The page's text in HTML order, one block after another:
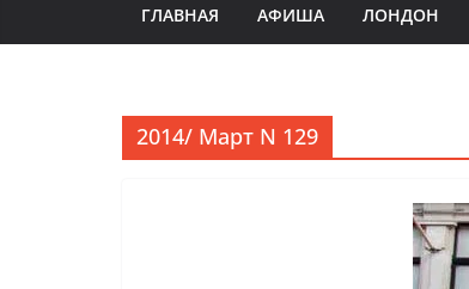
ГЛАВНАЯ АФИША ЛОНДОН
2014/ Март N 129